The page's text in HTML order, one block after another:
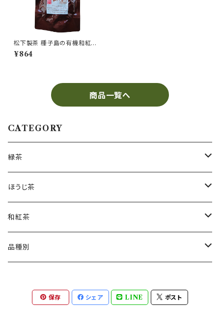
松下製茶 種子島の有機和紅茶
ティーバッグ『ゆたかみどり』 40
g(2.5g×16袋入り)
¥864
商品一覧へ
CATEGORY
緑茶
茶葉
ティーバッグ
粉末
ほうじ茶
茶葉
ティーバッグ
和紅茶
茶葉
品種別
くりたわせ
保存 シェア LINE ポスト